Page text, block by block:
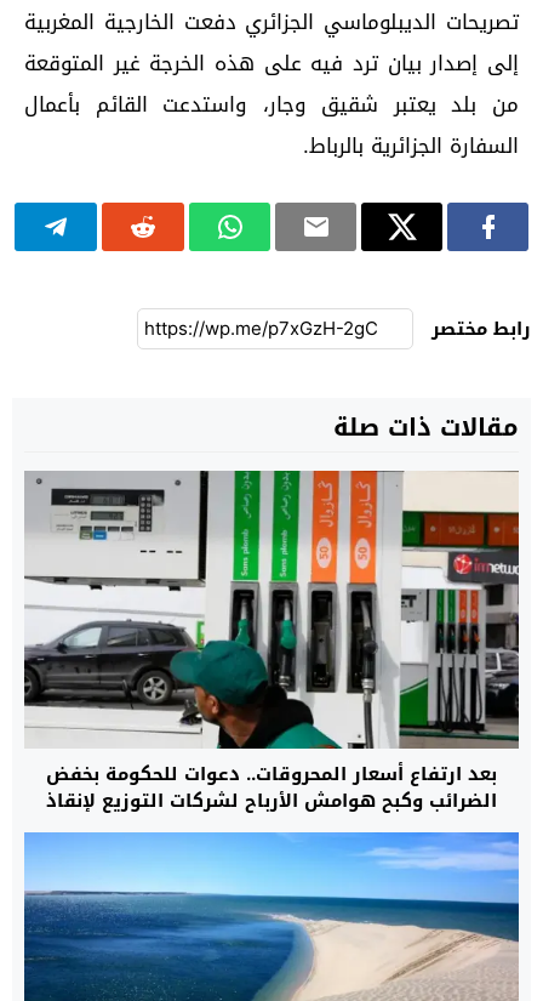
تصريحات الديبلوماسي الجزائري دفعت الخارجية المغربية
إلى إصدار بيان ترد فيه على هذه الخرجة غير المتوقعة
من بلد يعتبر شقيق وجار، واستدعت القائم بأعمال
السفارة الجزائرية بالرباط.
رابط مختصر
مقالات ذات صلة
بعد ارتفاع أسعار المحروقات.. دعوات للحكومة بخفض
الضرائب وكبح هوامش الأرباح لشركات التوزيع لإنقاذ
القدرة الشرائية